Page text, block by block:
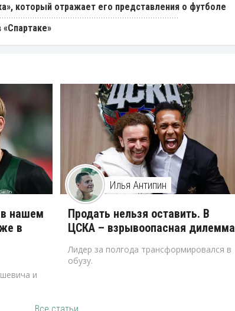
который отражает его представления о футболе
в нашем
в
и
Илья Антипин
Продать нельзя оставить. В
ЦСКА – взрывоопасная дилемма
Лидер за полгода трансформировался в
обузу.